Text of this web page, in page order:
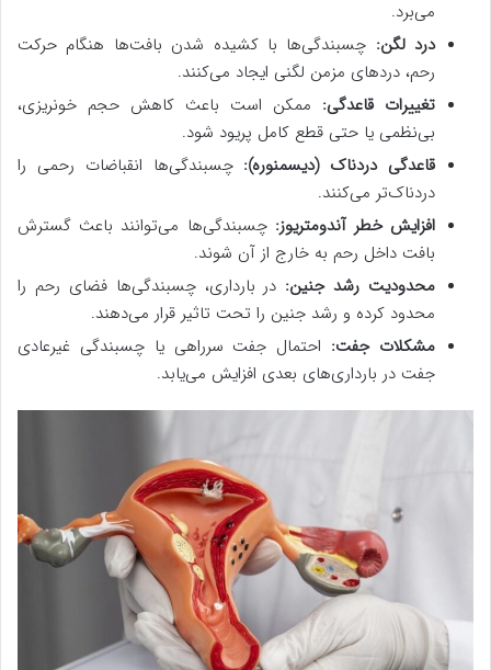
می‌برد.
درد لگن: چسبندگی‌ها با کشیده شدن بافت‌ها هنگام حرکت
رحم، دردهای مزمن لگنی ایجاد می‌کنند.
تغییرات قاعدگی: ممکن است باعث کاهش حجم خونریزی،
بی‌نظمی یا حتی قطع کامل پریود شود.
قاعدگی دردناک (دیسمنوره): چسبندگی‌ها انقباضات رحمی را
دردناک‌تر می‌کنند.
افزایش خطر آندومتریوز: چسبندگی‌ها می‌توانند باعث گسترش
بافت داخل رحم به خارج از آن شوند.
محدودیت رشد جنین: در بارداری، چسبندگی‌ها فضای رحم را
محدود کرده و رشد جنین را تحت تاثیر قرار می‌دهند.
مشکلات جفت: احتمال جفت سرراهی یا چسبندگی غیرعادی
جفت در بارداری‌های بعدی افزایش می‌یابد.